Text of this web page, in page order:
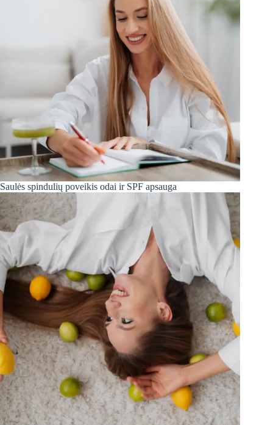
Saulės spindulių poveikis odai ir SPF apsauga